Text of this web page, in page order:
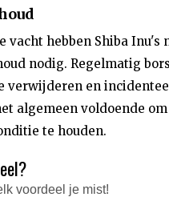
vacht hebben Shiba Inu's
nodig. Regelmatig
verwijderen en
algemeen voldoende
te houden.
voordeel je mist!